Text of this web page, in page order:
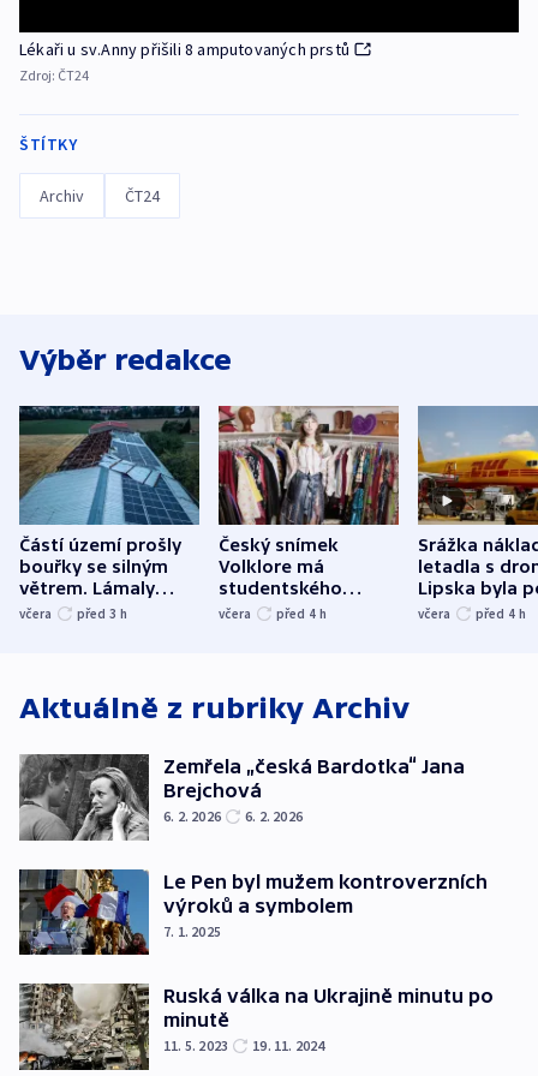
Lékaři u sv.Anny přišili 8 amputovaných prstů
Zdroj: ČT24
ŠTÍTKY
Archiv ČT24
Výběr redakce
Částí území prošly
bouřky se silným
větrem. Lámaly
stromy a poničily
včera před 3 h
Český snímek
Volklore má
studentského
Oscara, zabojuje o
včera před 4 h
Srážka
letadla s
Lipska byla
německého
včera před 4 h
Aktuálně z rubriky Archiv
Zemřela „česká Bardotka“ Jana
Brejchová
6. 2. 2026 6. 2. 2026
Le Pen byl mužem kontroverzních
výroků a symbolem
7. 1. 2025
Ruská válka na Ukrajině minutu po
minutě
11. 5. 2023 19. 11. 2024